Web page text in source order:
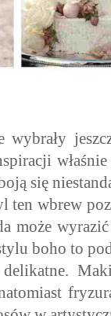
wybrały
się
wbrew
może
boho to